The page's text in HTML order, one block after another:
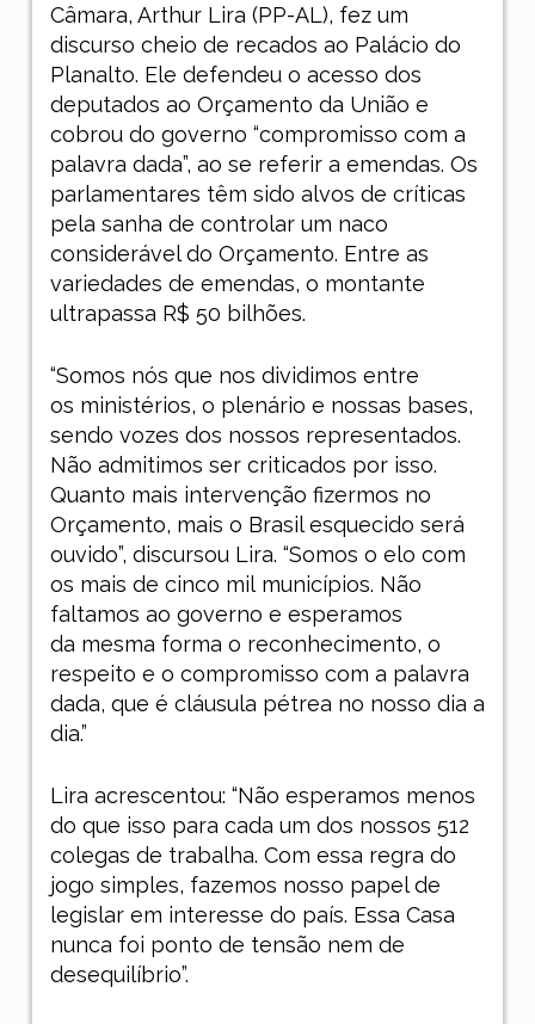
Câmara, Arthur Lira (PP-AL), fez um
discurso cheio de recados ao Palácio do
Planalto. Ele defendeu o acesso dos
deputados ao Orçamento da União e
cobrou do governo “compromisso com a
palavra dada”, ao se referir a emendas. Os
parlamentares têm sido alvos de críticas
pela sanha de controlar um naco
considerável do Orçamento. Entre as
variedades de emendas, o montante
ultrapassa R$ 50 bilhões.
“Somos nós que nos dividimos entre
os ministérios, o plenário e nossas bases,
sendo vozes dos nossos representados.
Não admitimos ser criticados por isso.
Quanto mais intervenção fizermos no
Orçamento, mais o Brasil esquecido será
ouvido”, discursou Lira. “Somos o elo com
os mais de cinco mil municípios. Não
faltamos ao governo e esperamos
da mesma forma o reconhecimento, o
respeito e o compromisso com a palavra
dada, que é cláusula pétrea no nosso dia a
dia.”
Lira acrescentou: “Não esperamos menos
do que isso para cada um dos nossos 512
colegas de trabalha. Com essa regra do
jogo simples, fazemos nosso papel de
legislar em interesse do país. Essa Casa
nunca foi ponto de tensão nem de
desequilíbrio”.